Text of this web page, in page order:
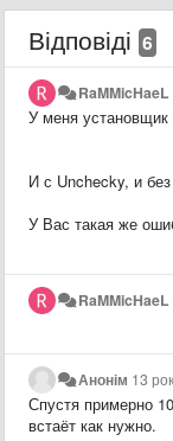
Відповіді 6
RaMMicHaeL
У меня
И с Unchecky, и
У Вас такая же
RaMMicHaeL
Анонім 13
Спустя примерно
встаёт как нужно.